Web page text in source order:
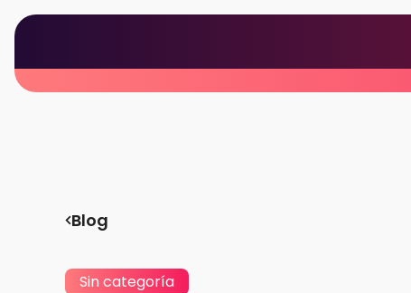
Blog
Sin categoría